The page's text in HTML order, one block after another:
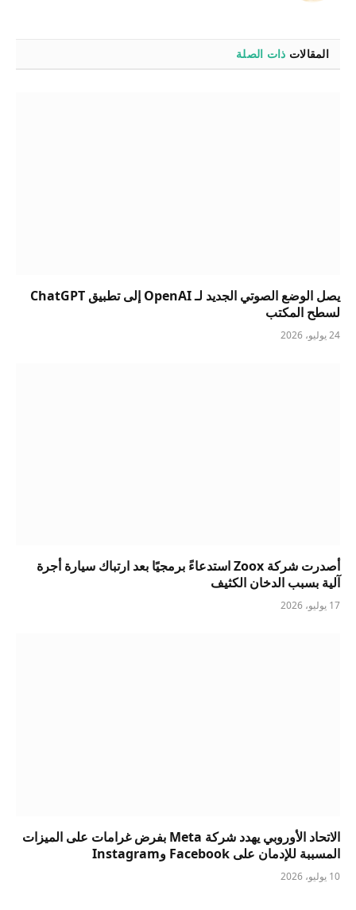
المقالات ذات الصلة
يصل الوضع الصوتي الجديد لـ OpenAI إلى تطبيق ChatGPT
لسطح المكتب
24 يوليو، 2026
أصدرت شركة Zoox استدعاءً برمجيًا بعد ارتباك سيارة أجرة
آلية بسبب الدخان الكثيف
17 يوليو، 2026
الاتحاد الأوروبي يهدد شركة Meta بفرض غرامات على الميزات
المسببة للإدمان على Facebook وInstagram
10 يوليو، 2026